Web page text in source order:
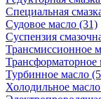
Специальная
Судовое масло (31)
Суспензия
Трансмиссионное
Трансформаторное
Турбинное масло
Холодильное